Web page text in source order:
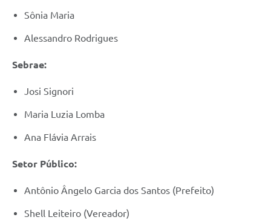
Sônia Maria
Alessandro Rodrigues
Sebrae:
Josi Signori
Maria Luzia Lomba
Ana Flávia Arrais
Setor Público:
Antônio Ângelo Garcia dos Santos (Prefeito)
Shell Leiteiro (Vereador)